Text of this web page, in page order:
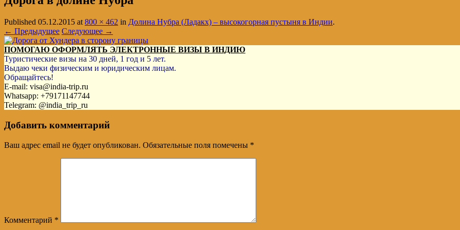
Published 05.12.2015 at 800 × 462 in Долина Нубра (Ладакх) – высокогорная пустыня в Индии.
← Предыдущее Следующее →
ПОМОГАЮ ОФОРМЛЯТЬ ЭЛЕКТРОННЫЕ ВИЗЫ В ИНДИЮ
Туристические визы на 30 дней, 1 год и 5 лет.
Выдаю чеки физическим и юридическим лицам.
Обращайтесь!
E-mail: visa@india-trip.ru
Whatsapp: +79171147744
Telegram: @india_trip_ru
Добавить комментарий
Ваш адрес email не будет опубликован. Обязательные поля помечены *
Комментарий *